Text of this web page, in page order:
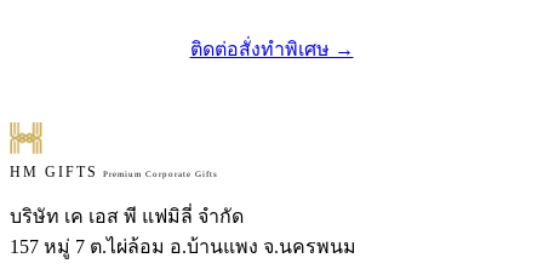
ติดต่อสั่งทำพิเศษ →
HM GIFTS Premium Corporate Gifts
บริษัท เค เอส พี แฟมิลี่ จำกัด
157 หมู่ 7 ต.ไผ่ล้อม อ.บ้านแพง จ.นครพนม